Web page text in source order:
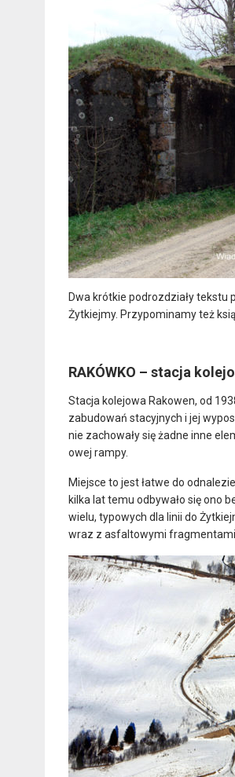
Dwa krótkie podrozdziały tekstu
Żytkiejmy. Przypominamy też
RAKÓWKO – stacja
Stacja kolejowa Rakowen, od
zabudowań stacyjnych i jej
nie zachowały się żadne inne
owej rampy.
Miejsce to jest łatwe do
kilka lat temu odbywało się ono
wielu, typowych dla linii do
wraz z asfaltowymi fragmentami